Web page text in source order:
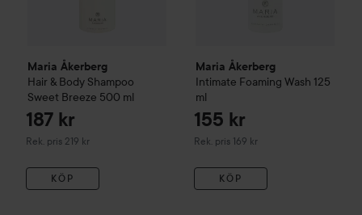
Maria Åkerberg
Hair & Body Shampoo
Sweet Breeze 500 ml
187 kr
Rek. pris 219 kr
Rekommenderat pris 219 kr
KÖP
Maria Åkerberg
Intimate Foaming Wash 125
ml
155 kr
Rek. pris 169 kr
Rekommenderat pris 169 kr
KÖP